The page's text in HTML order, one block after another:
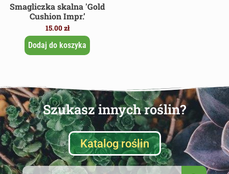
Smagliczka skalna 'Gold
Cushion Impr.’
15.00zł
Dodaj do koszyka
Szukasz innych roślin?
Katalog roślin